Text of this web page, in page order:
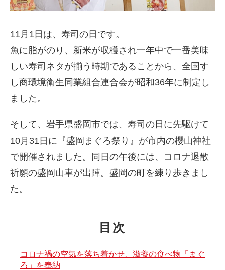
11月1日は、寿司の日です。
魚に脂がのり、新米が収穫され一年中で一番美味
しい寿司ネタが揃う時期であることから、全国す
し商環境衛生同業組合連合会が昭和36年に制定し
ました。
そして、岩手県盛岡市では、寿司の日に先駆けて
10月31日に『盛岡まぐろ祭り』が市内の櫻山神社
で開催されました。同日の午後には、コロナ退散
祈願の盛岡山車が出陣。盛岡の町を練り歩きまし
た。
目次
コロナ禍の空気を落ち着かせ、滋養の食べ物「まぐ
ろ」を奉納